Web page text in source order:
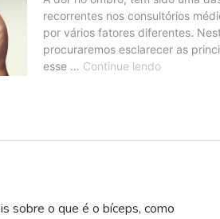
sobre o que é o bíceps, como